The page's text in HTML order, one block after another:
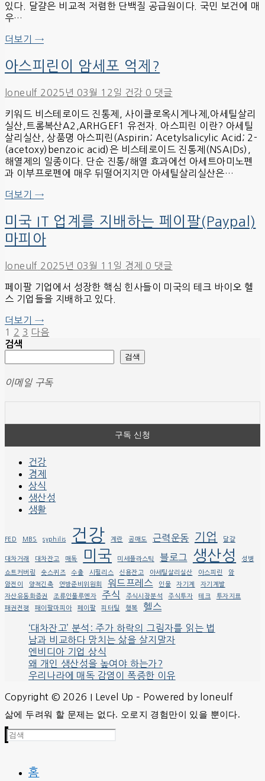
있다. 달걀은 비교적 저렴한 단백질 공급원이다. 국민 보건에 매
우…
더보기 →
아스피린이 암세포 억제?
loneulf 2025년 03월 12일 건강 0 댓글
키워드 비스테로이드 진통제, 사이클로옥시게나제,아세틸살리
실산,트롬복산A2,ARHGEF1 유전자. 아스피린 이란? 아세틸
살리실산, 상품명 아스피린(Aspirin; Acetylsalicylic Acid; 2-
(acetoxy)benzoic acid)은 비스테로이드 진통제(NSAIDs),
해열제의 일종이다. 단순 진통/해열 효과에선 아세트아미노펜
과 이부프로펜에 매우 뒤떨어지지만 아세틸살리실산은…
더보기 →
미국 IT 업계를 지배하는 페이팔(Paypal)
마피아
loneulf 2025년 03월 11일 경제 0 댓글
페이팔 기업에서 성장한 핵심 힌사들이 미국의 테크 바이오 헬
스 기업들을 지배하고 있다.
더보기 →
글
페
지
김
1 2 3 다음
검색
검색
이메일 구독
건강
경제
상식
생산성
생활
FED MBS syphilis 건강 계란 공매도 근력운동 기업 달걀
대차거래 대차잔고 매독 미국 미세플라스틱 블로그 생산성 성병
쇼트커버링 숏스퀴즈 수출 시필리스 신용잔고 아세틸살리실산 아스피린
암
암전이
양적긴축 연방준비위원회 워드프레스 인물 자기계
자기계발
자산유동화증권
조류인풀루엔자 주식 주식시장분석 주식투자 테크
투자지표
패권전쟁
패이팔마피아 페이팔 피터틸 행복 헬스
‘대차잔고’ 분석: 주가 하락의 그림자를 읽는 법
남과 비교하다 망치는 삶을 살지말자
엔비디아 기업 상식
왜 개인 생산성을 높여야 하는가?
우리나라에 매독 감염이 폭증한 이유
Copyright © 2026 I Level Up – Powered by loneulf
삶에 두려워 할 문제는 없다. 오로지 경험만이 있을 뿐이다.
검
색
홈